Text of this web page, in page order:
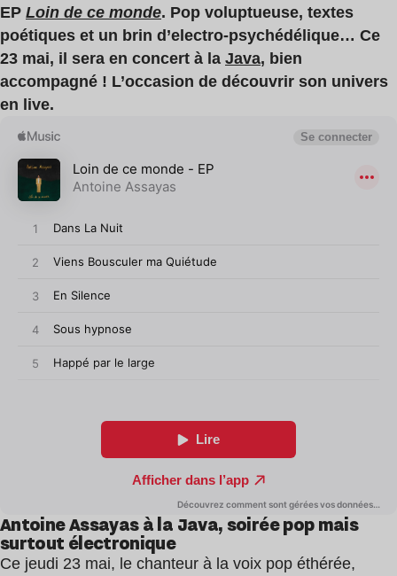
EP Loin de ce monde. Pop voluptueuse, textes
poétiques et un brin d’electro-psychédélique… Ce
23 mai, il sera en concert à la Java, bien
accompagné ! L’occasion de découvrir son univers
en live.
Antoine Assayas à la Java, soirée pop mais
surtout électronique
Ce jeudi 23 mai, le chanteur à la voix pop éthérée,